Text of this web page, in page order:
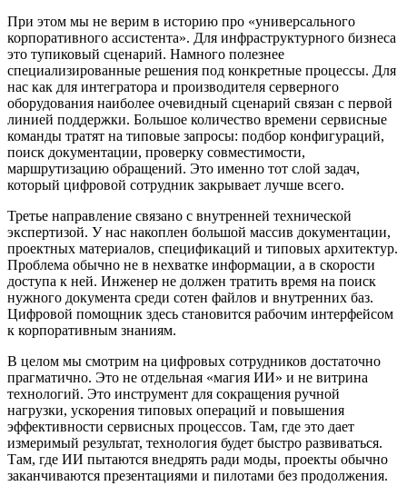
При этом мы не верим в историю про «универсального
корпоративного ассистента». Для инфраструктурного бизнеса
это тупиковый сценарий. Намного полезнее
специализированные решения под конкретные процессы. Для
нас как для интегратора и производителя серверного
оборудования наиболее очевидный сценарий связан с первой
линией поддержки. Большое количество времени сервисные
команды тратят на типовые запросы: подбор конфигураций,
поиск документации, проверку совместимости,
маршрутизацию обращений. Это именно тот слой задач,
который цифровой сотрудник закрывает лучше всего.
Третье направление связано с внутренней технической
экспертизой. У нас накоплен большой массив документации,
проектных материалов, спецификаций и типовых архитектур.
Проблема обычно не в нехватке информации, а в скорости
доступа к ней. Инженер не должен тратить время на поиск
нужного документа среди сотен файлов и внутренних баз.
Цифровой помощник здесь становится рабочим интерфейсом
к корпоративным знаниям.
В целом мы смотрим на цифровых сотрудников достаточно
прагматично. Это не отдельная «магия ИИ» и не витрина
технологий. Это инструмент для сокращения ручной
нагрузки, ускорения типовых операций и повышения
эффективности сервисных процессов. Там, где это дает
измеримый результат, технология будет быстро развиваться.
Там, где ИИ пытаются внедрять ради моды, проекты обычно
заканчиваются презентациями и пилотами без продолжения.